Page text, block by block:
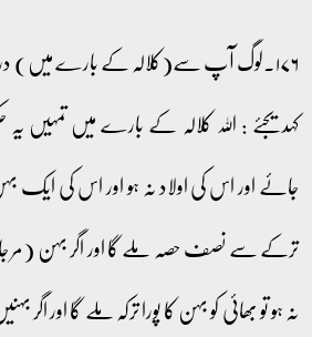
۱۷۶۔لوگ آپ سے(کلالہ کے بارے میں)
کہدیجئے : اللہ کلالہ کے بارے میں تمہیں یہ
جائے اور اس کی اولاد نہ ہو اور اس کی
ترکے سے نصف حصہ ملے گا اور اگر بہن (مر
نہ ہو تو بھائی کو بہن کا پورا ترکہ ملے گا اور اگر